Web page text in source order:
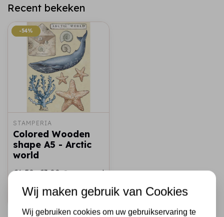
Recent bekeken
-54%
-54%
STAMPERIA
Colored Wooden
shape A5 - Arctic
world
€6,50 €3,00 Op voorraad
Snel toevoegen
Wij maken gebruik van Cookies
Wij gebruiken cookies om uw gebruikservaring te